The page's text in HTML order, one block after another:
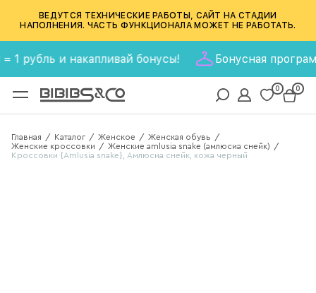
ВЕДУТСЯ ТЕХНИЧЕСКИЕ РАБОТЫ, САЙТ НА СТАДИИ
НАПОЛНЕНИЯ. ЧАСТЬ ФУНКЦИОНАЛА МОЖЕТ НЕ РАБОТАТЬ.
и накапливай бонусы! Бонусная программа
0 0
Главная / Каталог / Женское / Женская обувь /
Женские кроссовки / Женские amlusia snake (амлюсиа снейк) /
Кроссовки {Amlusia snake}, Амлюсиа снейк, кожа черный